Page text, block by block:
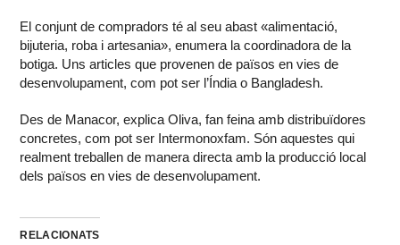
El conjunt de compradors té al seu abast «alimentació,
bijuteria, roba i artesania», enumera la coordinadora de la
botiga. Uns articles que provenen de països en vies de
desenvolupament, com pot ser l’Índia o Bangladesh.
Des de Manacor, explica Oliva, fan feina amb distribuïdores
concretes, com pot ser Intermonoxfam. Són aquestes qui
realment treballen de manera directa amb la producció local
dels països en vies de desenvolupament.
RELACIONATS